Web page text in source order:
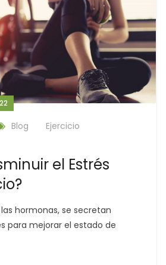
Blog
Ejercicio
el Estrés
hormonas, se secretan
para mejorar el estado de